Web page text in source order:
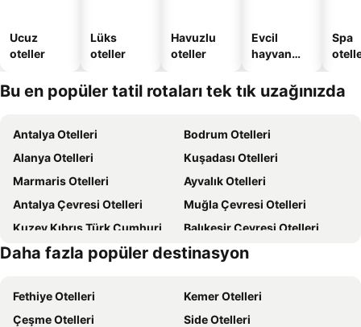
Ucuz
oteller
Lüks
oteller
Havuzlu
oteller
Evcil
hayvan
oteller
Spa
Bu en popüler tatil rotaları tek tık uzağınızda
Antalya Otelleri
Bodrum Otelleri
Alanya Otelleri
Kuşadası Otelleri
Marmaris Otelleri
Ayvalık Otelleri
Antalya Çevresi Otelleri
Muğla Çevresi Otelleri
Kuzey Kıbrıs Türk Cumhuriyeti Otelleri
Balıkesir Çevresi Otelleri
Kıbrıs Otelleri
Türkiye Otelleri
Daha fazla popüler destinasyon
Fethiye Otelleri
Kemer Otelleri
Çeşme Otelleri
Side Otelleri